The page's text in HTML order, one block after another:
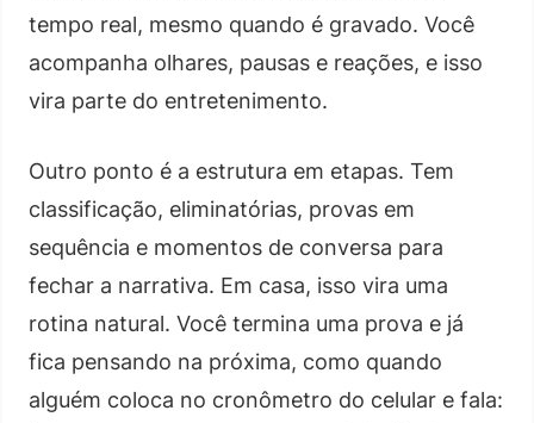
tempo real, mesmo quando é gravado. Você
acompanha olhares, pausas e reações, e isso
vira parte do entretenimento.
Outro ponto é a estrutura em etapas. Tem
classificação, eliminatórias, provas em
sequência e momentos de conversa para
fechar a narrativa. Em casa, isso vira uma
rotina natural. Você termina uma prova e já
fica pensando na próxima, como quando
alguém coloca no cronômetro do celular e fala: